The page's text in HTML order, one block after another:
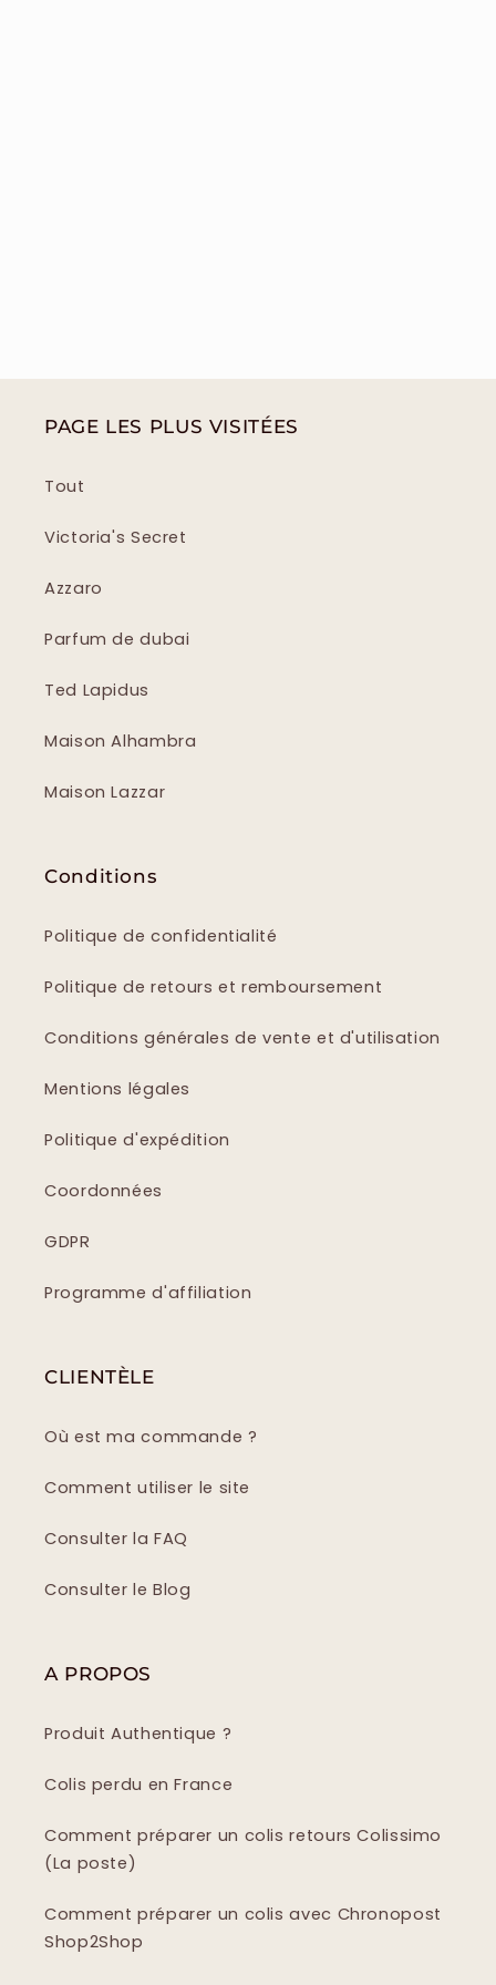
PAGE LES PLUS VISITÉES
Tout
Victoria's Secret
Azzaro
Parfum de dubai
Ted Lapidus
Maison Alhambra
Maison Lazzar
Conditions
Politique de confidentialité
Politique de retours et remboursement
Conditions générales de vente et d'utilisation
Mentions légales
Politique d'expédition
Coordonnées
GDPR
Programme d'affiliation
CLIENTÈLE
Où est ma commande ?
Comment utiliser le site
Consulter la FAQ
Consulter le Blog
A PROPOS
Produit Authentique ?
Colis perdu en France
Comment préparer un colis retours Colissimo
(La poste)
Comment préparer un colis avec Chronopost
Shop2Shop